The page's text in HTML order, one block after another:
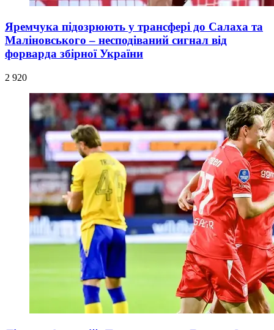
Яремчука підозрюють у трансфері до Салаха та
Маліновського – несподіваний сигнал від
форварда збірної України
2 920